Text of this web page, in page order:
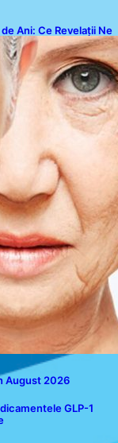
Ani: Ce Revelații Ne
August 2026
GLP-1